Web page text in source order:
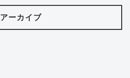
アーカイブ